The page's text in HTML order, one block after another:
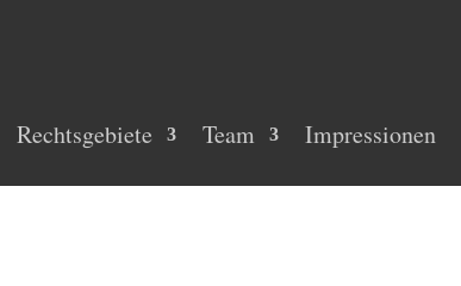
Rechtsgebiete Team Impressionen